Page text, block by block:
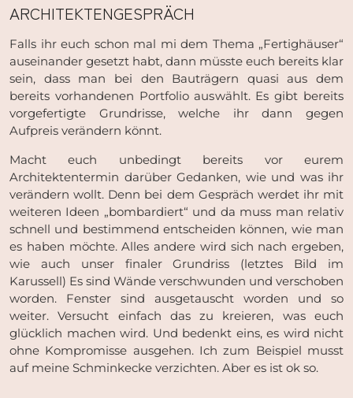
ARCHITEKTENGESPRÄCH
Falls ihr euch schon mal mi dem Thema „Fertighäuser“
auseinander gesetzt habt, dann müsste euch bereits klar
sein, dass man bei den Bauträgern quasi aus dem
bereits vorhandenen Portfolio auswählt. Es gibt bereits
vorgefertigte Grundrisse, welche ihr dann gegen
Aufpreis verändern könnt.
Macht euch unbedingt bereits vor eurem
Architektentermin darüber Gedanken, wie und was ihr
verändern wollt. Denn bei dem Gespräch werdet ihr mit
weiteren Ideen „bombardiert“ und da muss man relativ
schnell und bestimmend entscheiden können, wie man
es haben möchte. Alles andere wird sich nach ergeben,
wie auch unser finaler Grundriss (letztes Bild im
Karussell) Es sind Wände verschwunden und verschoben
worden. Fenster sind ausgetauscht worden und so
weiter. Versucht einfach das zu kreieren, was euch
glücklich machen wird. Und bedenkt eins, es wird nicht
ohne Kompromisse ausgehen. Ich zum Beispiel musst
auf meine Schminkecke verzichten. Aber es ist ok so.